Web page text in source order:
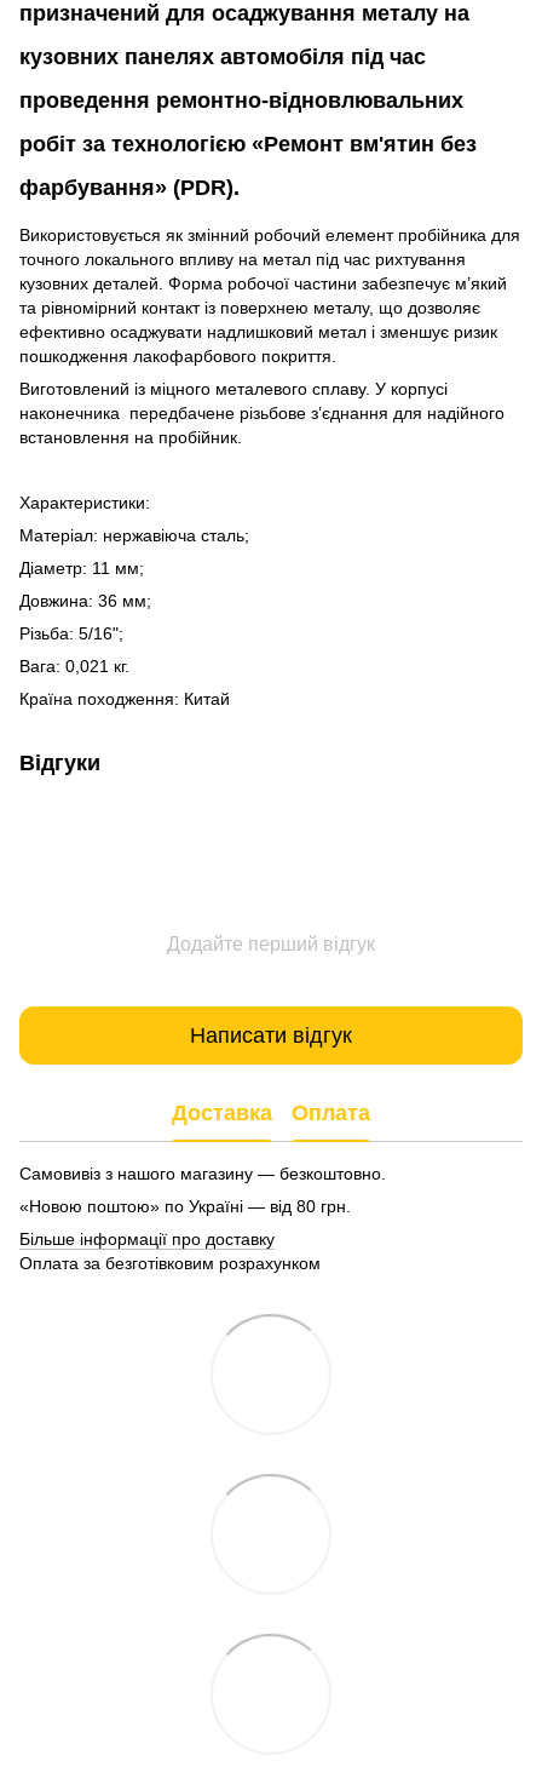
призначений для осаджування металу на
кузовних панелях автомобіля під час
проведення ремонтно-відновлювальних
робіт за технологією «Ремонт вм'ятин без
фарбування» (PDR).
Використовується як змінний робочий елемент пробійника для
точного локального впливу на метал під час рихтування
кузовних деталей. Форма робочої частини забезпечує м’який
та рівномірний контакт із поверхнею металу, що дозволяє
ефективно осаджувати надлишковий метал і зменшує ризик
пошкодження лакофарбового покриття.
Виготовлений із міцного металевого сплаву. У корпусі
наконечника передбачене різьбове з’єднання для надійного
встановлення на пробійник.
Характеристики:
Матеріал: нержавіюча сталь;
Діаметр: 11 мм;
Довжина: 36 мм;
Різьба: 5/16";
Вага: 0,021 кг.
Країна походження: Китай
Відгуки
Додайте перший відгук
Написати відгук
Доставка Оплата
Самовивіз з нашого магазину — безкоштовно.
«Новою поштою» по Україні — від 80 грн.
Більше інформації про доставку
Оплата за безготівковим розрахунком